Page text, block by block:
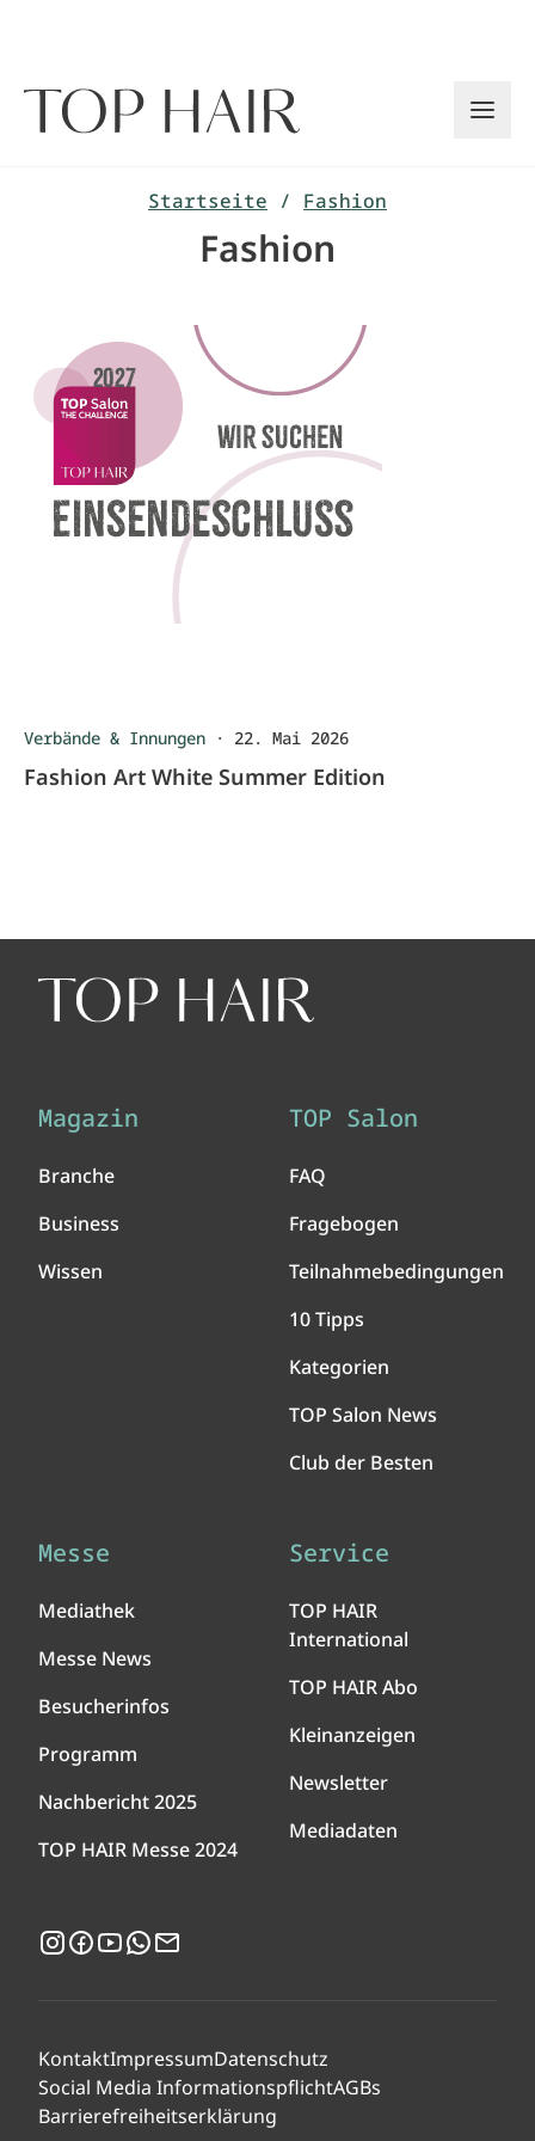
Startseite / Fashion
Fashion
Verbände & Innungen · 22. Mai 2026
Fashion Art White Summer Edition
Magazin
Branche
Business
Wissen
TOP Salon
FAQ
Fragebogen
Teilnahmebedingungen
10 Tipps
Kategorien
TOP Salon News
Club der Besten
Messe
Mediathek
Messe News
Besucherinfos
Programm
Nachbericht 2025
TOP HAIR Messe 2024
Service
TOP HAIR
International
TOP HAIR Abo
Kleinanzeigen
Newsletter
Mediadaten
Instagram
Facebook
YouTubeWhatsApp
KontaktImpressumDatenschutz
Social Media InformationspflichtAGBs
Barrierefreiheitserklärung